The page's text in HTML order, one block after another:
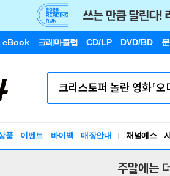
eBook 크레마클럽 CD/LP DVD/BD
품 이벤트 바이백 매장안내 채널예스
주말에는